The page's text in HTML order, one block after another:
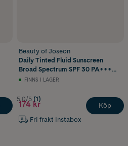
Beauty of Joseon
Daily Tinted Fluid Sunscreen
Broad Spectrum SPF 30 PA+++
#MY210 50 ml
FINNS I LAGER
5.0/5 (1)
174 kr
Fri frakt Instabox
Köp